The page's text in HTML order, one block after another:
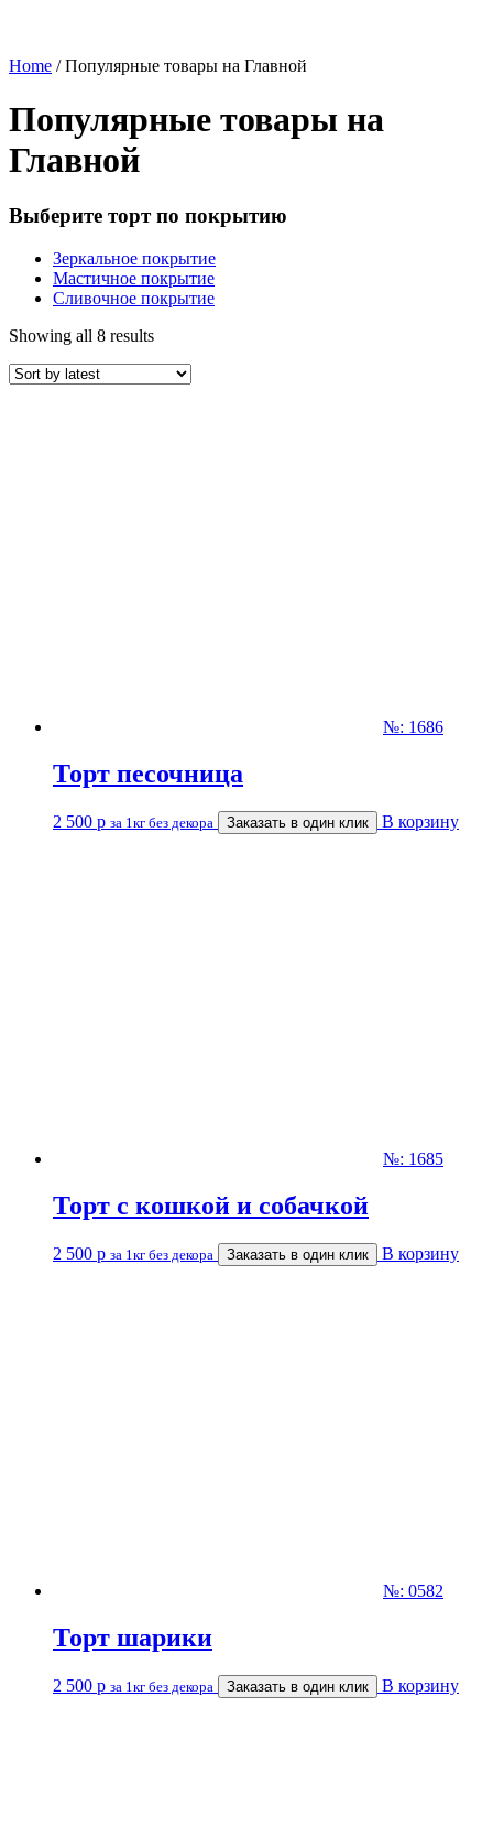
Home / Популярные товары на Главной
Популярные товары на
Главной
Выберите торт по покрытию
Зеркальное покрытие
Мастичное покрытие
Сливочное покрытие
Showing all 8 results
№: 1686
Торт песочница
2 500 р за 1кг без декора Заказать в один клик В корзину
№: 1685
Торт с кошкой и собачкой
2 500 р за 1кг без декора Заказать в один клик В корзину
№: 0582
Торт шарики
2 500 р за 1кг без декора Заказать в один клик В корзину